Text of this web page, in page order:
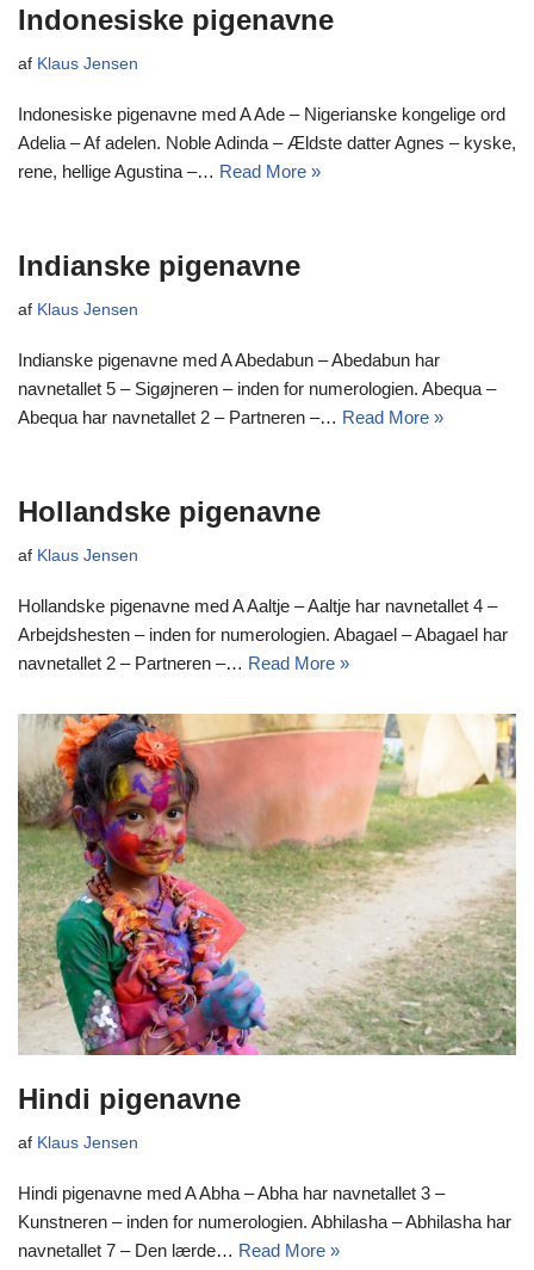
Indonesiske pigenavne
af Klaus Jensen
Indonesiske pigenavne med A Ade – Nigerianske kongelige ord
Adelia – Af adelen. Noble Adinda – Ældste datter Agnes – kyske,
rene, hellige Agustina –… Read More »
Indianske pigenavne
af Klaus Jensen
Indianske pigenavne med A Abedabun – Abedabun har
navnetallet 5 – Sigøjneren – inden for numerologien. Abequa –
Abequa har navnetallet 2 – Partneren –… Read More »
Hollandske pigenavne
af Klaus Jensen
Hollandske pigenavne med A Aaltje – Aaltje har navnetallet 4 –
Arbejdshesten – inden for numerologien. Abagael – Abagael har
navnetallet 2 – Partneren –… Read More »
Hindi pigenavne
af Klaus Jensen
Hindi pigenavne med A Abha – Abha har navnetallet 3 –
Kunstneren – inden for numerologien. Abhilasha – Abhilasha har
navnetallet 7 – Den lærde… Read More »